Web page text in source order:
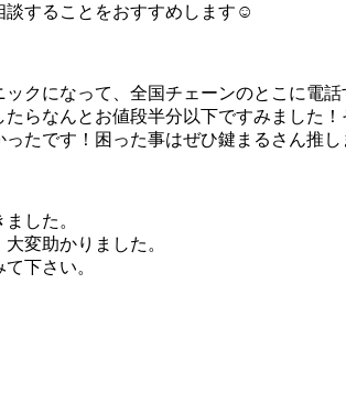
談することをおすすめします☺️
クになって、全国チェーンのとこに電
らなんとお値段半分以下ですみました
たです！困った事はぜひ鍵まるさん推
した。
変助かりました。
下さい。